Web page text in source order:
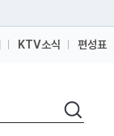
KTV소식 편성표
검색